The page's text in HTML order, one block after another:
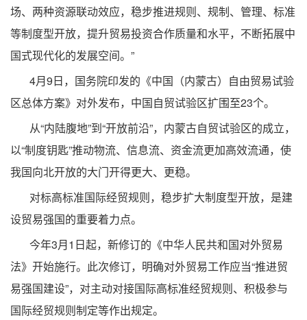
场、两种资源联动效应，稳步推进规则、规制、管理、标准
等制度型开放，提升贸易投资合作质量和水平，不断拓展中
国式现代化的发展空间。”
4月9日，国务院印发的《中国（内蒙古）自由贸易试验
区总体方案》对外发布，中国自贸试验区扩围至23个。
从“内陆腹地”到“开放前沿”，内蒙古自贸试验区的成立，
以“制度钥匙”推动物流、信息流、资金流更加高效流通，使
我国向北开放的大门开得更大、更稳。
对标高标准国际经贸规则，稳步扩大制度型开放，是建
设贸易强国的重要着力点。
今年3月1日起，新修订的《中华人民共和国对外贸易
法》开始施行。此次修订，明确对外贸易工作应当“推进贸
易强国建设”，对主动对接国际高标准经贸规则、积极参与
国际经贸规则制定等作出规定。